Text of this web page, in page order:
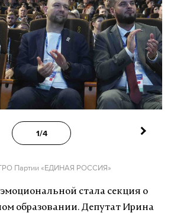
1/4
Партии «ЕДИНАЯ РОССИЯ»
стала секция о
образовании. Депутат Ирина